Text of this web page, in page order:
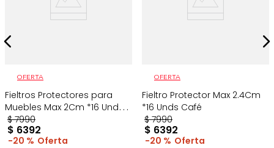
OFERTA
Fieltros Protectores para
Muebles Max 2Cm *16 Unds
Café
$ 7990
$ 6392
20 %
OFERTA
Fieltro Protector Max 2.4Cm
*16 Unds Café
$ 7990
$ 6392
20 %